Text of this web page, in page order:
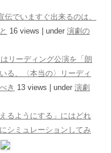
でいますぐ出来るのは、
16 views under 演劇の
リーディング公演を「朗
る、〈本当の〉リーディ
き 13 views under 演劇
るようにする」にはどれ
シミュレーションしてみ